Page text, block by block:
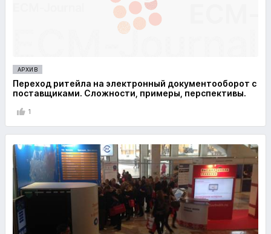
АРХИВ
Переход ритейла на электронный документооборот с
поставщиками. Сложности, примеры, перспективы.
1